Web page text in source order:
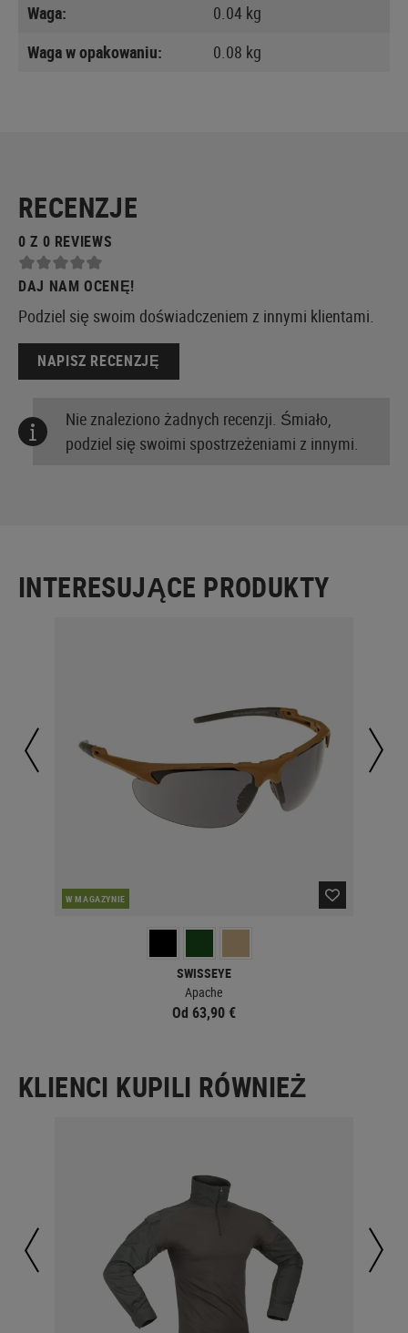
Waga:
0.04 kg
Waga w opakowaniu:
0.08 kg
RECENZJE
0 Z 0 REVIEWS
DAJ NAM OCENĘ!
Podziel się swoim doświadczeniem z innymi klientami.
NAPISZ RECENZJĘ
Nie znaleziono żadnych recenzji. Śmiało,
podziel się swoimi spostrzeżeniami z innymi.
INTERESUJĄCE PRODUKTY
W MAGAZYNIE
SWISSEYE
Apache
Od 63,90 €
KLIENCI KUPILI RÓWNIEŻ